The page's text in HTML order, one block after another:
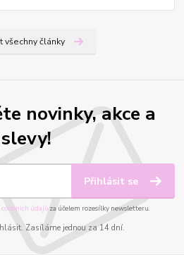
všechny články
novinky, akce a
slevy!
Přihlásit se
údajůza účelem rozesílky newsletteru.
Zasíláme jednou za 14 dní.